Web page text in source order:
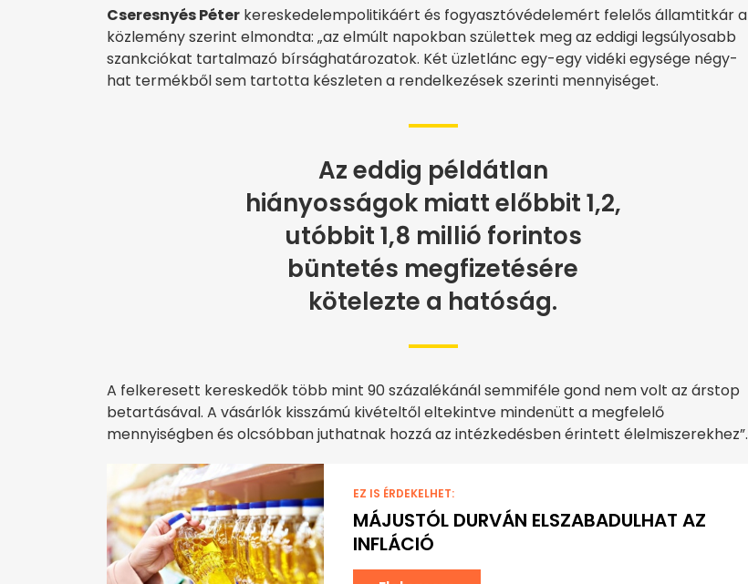
Cseresnyés Péter kereskedelempolitikáért és fogyasztóvédelemért felelős államtitkár a
közlemény szerint elmondta: „az elmúlt napokban születtek meg az eddigi legsúlyosabb
szankciókat tartalmazó bírsághatározatok. Két üzletlánc egy-egy vidéki egysége négy-
hat termékből sem tartotta készleten a rendelkezések szerinti mennyiséget.
Az eddig példátlan
hiányosságok miatt előbbit 1,2,
utóbbit 1,8 millió forintos
büntetés megfizetésére
kötelezte a hatóság.
A felkeresett kereskedők több mint 90 százalékánál semmiféle gond nem volt az árstop
betartásával. A vásárlók kisszámú kivételtől eltekintve mindenütt a megfelelő
mennyiségben és olcsóbban juthatnak hozzá az intézkedésben érintett élelmiszerekhez”.
EZ IS ÉRDEKELHET:
MÁJUSTÓL DURVÁN ELSZABADULHAT AZ
INFLÁCIÓ